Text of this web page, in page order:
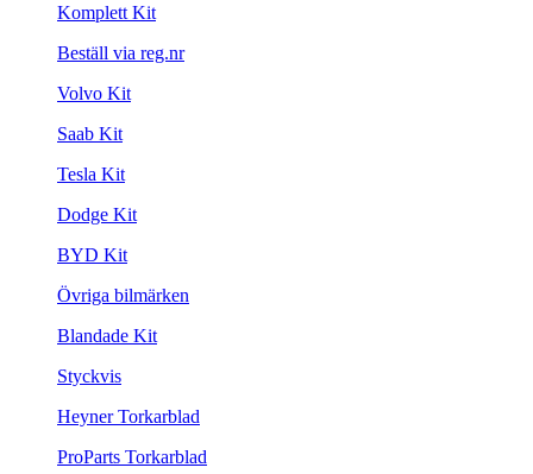
Komplett Kit
Beställ via reg.nr
Volvo Kit
Saab Kit
Tesla Kit
Dodge Kit
BYD Kit
Övriga bilmärken
Blandade Kit
Styckvis
Heyner Torkarblad
ProParts Torkarblad